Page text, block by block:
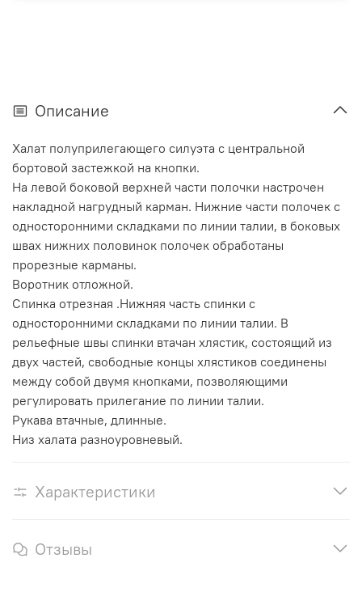
Описание
Халат полуприлегающего силуэта с центральной
бортовой застежкой на кнопки.
На левой боковой верхней части полочки настрочен
накладной нагрудный карман. Нижние части полочек с
односторонними складками по линии талии, в боковых
швах нижних половинок полочек обработаны
прорезные карманы.
Воротник отложной.
Спинка отрезная .Нижняя часть спинки с
односторонними складками по линии талии. В
рельефные швы спинки втачан хлястик, состоящий из
двух частей, свободные концы хлястиков соединены
между собой двумя кнопками, позволяющими
регулировать прилегание по линии талии.
Рукава втачные, длинные.
Низ халата разноуровневый.
Характеристики
Отзывы